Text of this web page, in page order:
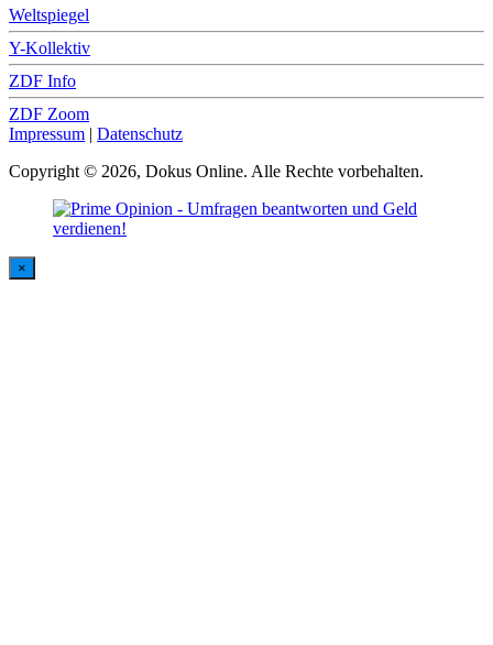
Weltspiegel
Y-Kollektiv
ZDF Info
ZDF Zoom
Impressum | Datenschutz
Copyright © 2026, Dokus Online. Alle Rechte vorbehalten.
×